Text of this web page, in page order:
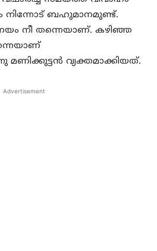
നിന്നോട് ബഹുമാനമുണ്ട്.
നീ തന്നെയാണ്. കഴിഞ്ഞ
മണിക്കുട്ടൻ വ്യക്തമാക്കിയത്.
Advertisement